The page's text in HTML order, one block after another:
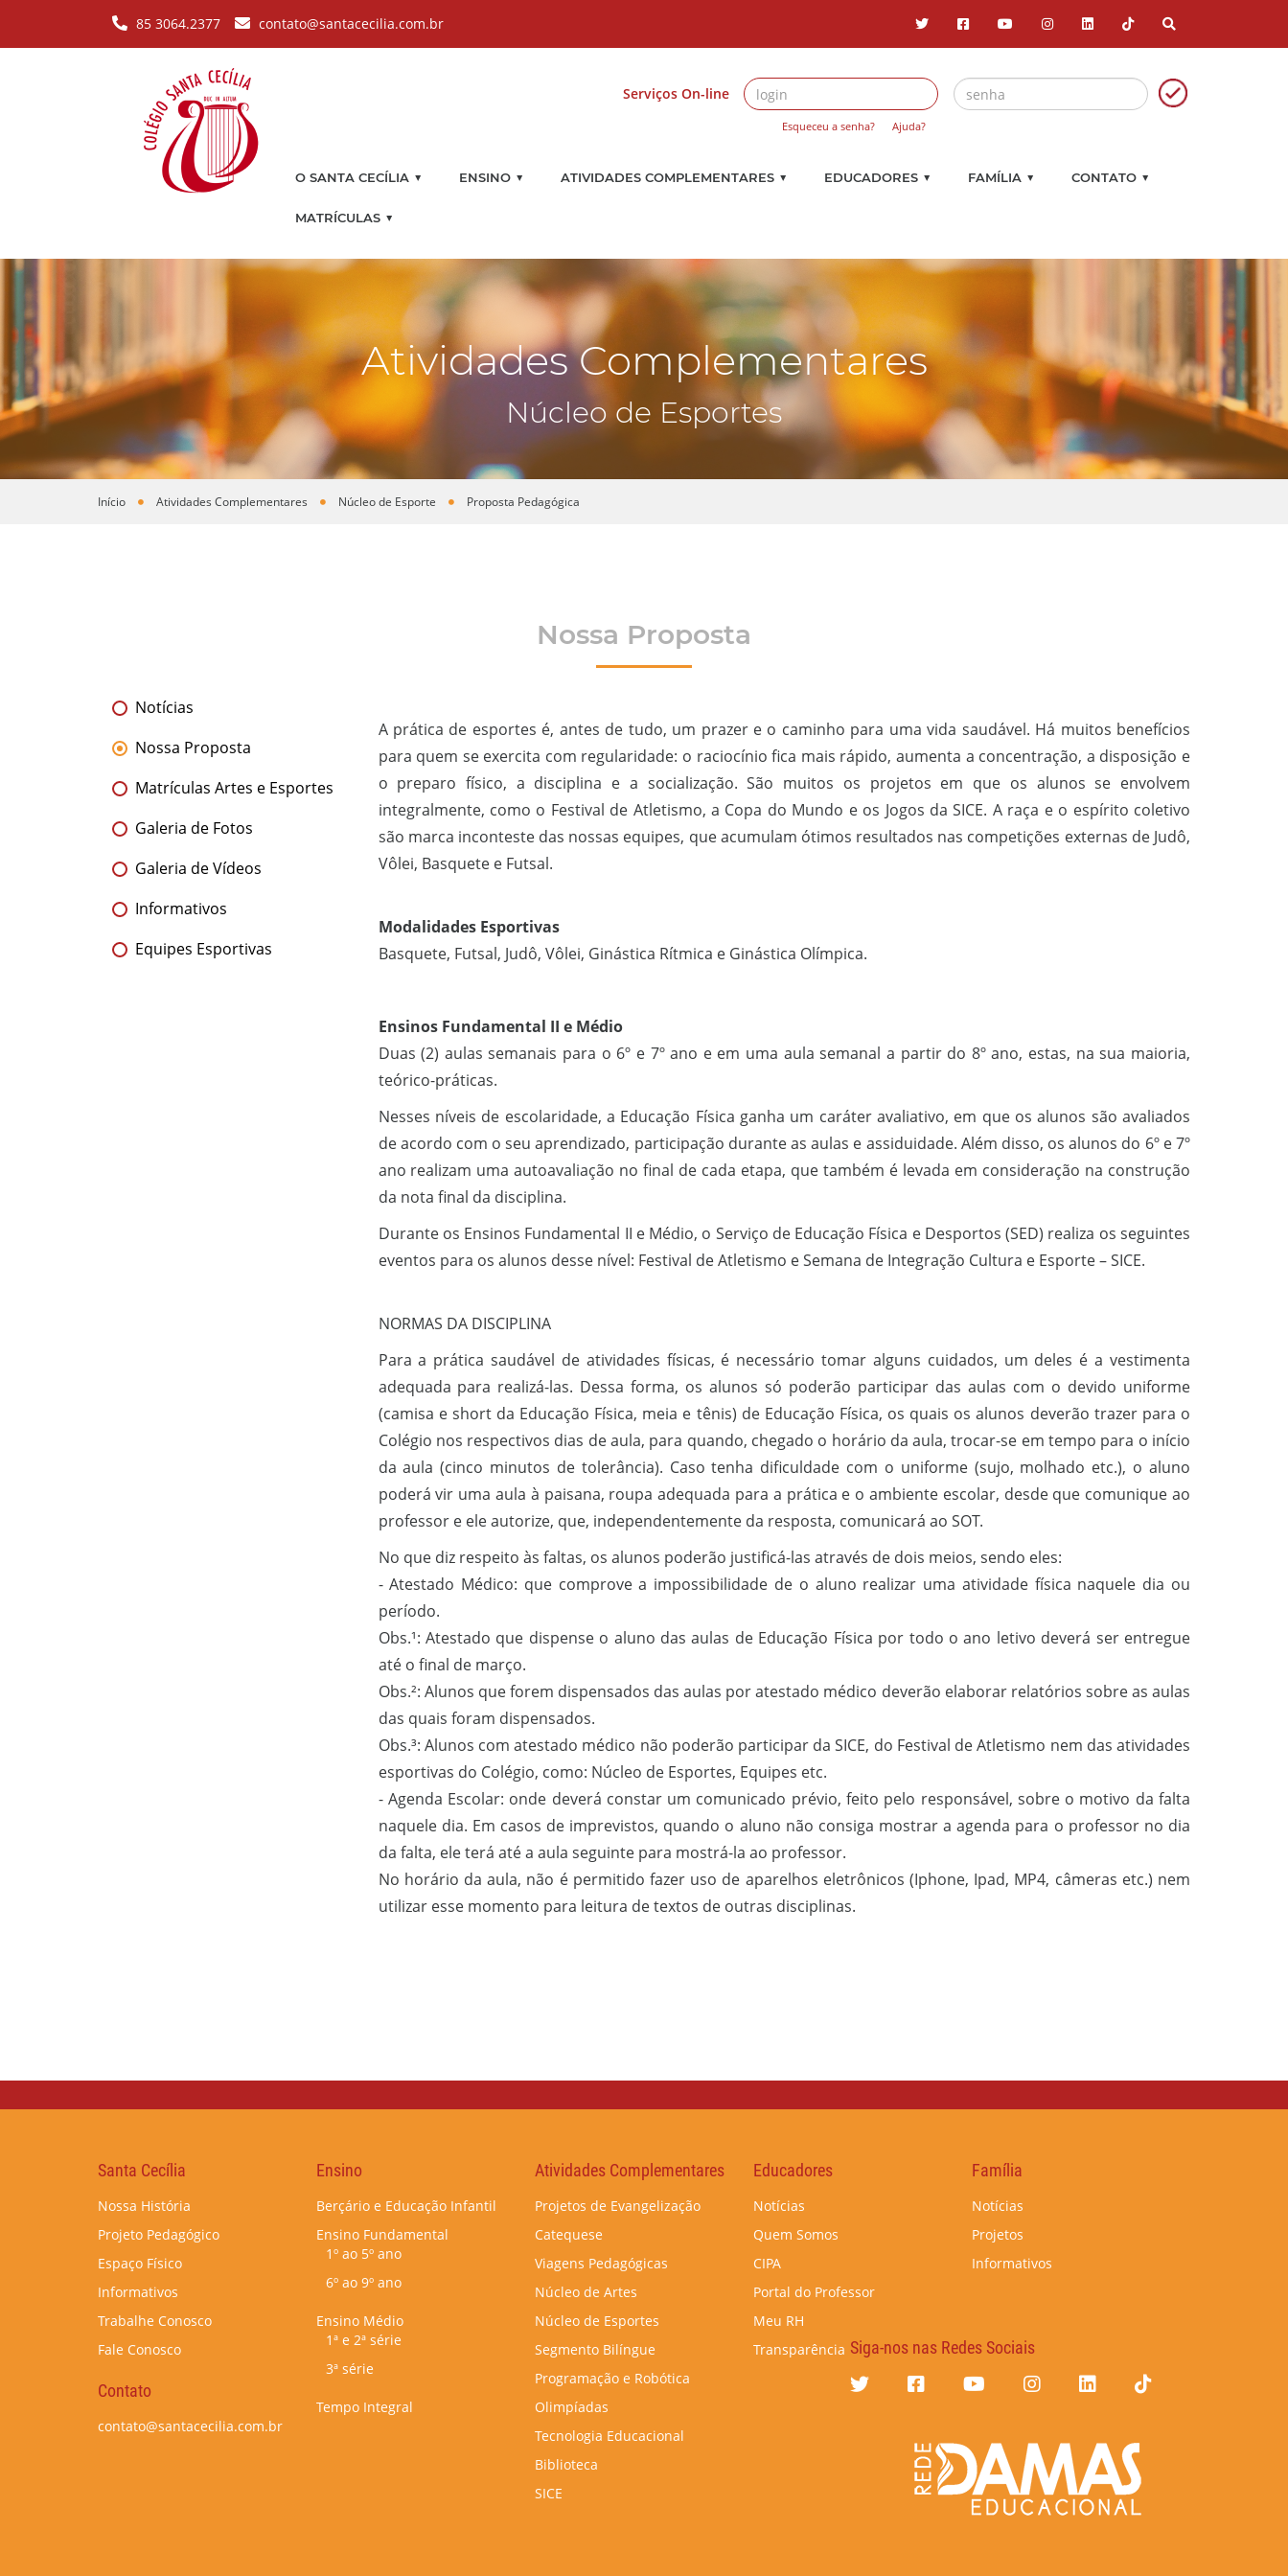
85 3064.2377 contato@santacecilia.com.br
Serviços On-line
Esqueceu a senha? Ajuda?
O SANTA CECÍLIA ▼ ENSINO ▼ ATIVIDADES COMPLEMENTARES ▼ EDUCADORES ▼ FAMÍLIA ▼ CONTATO ▼
MATRÍCULAS ▼
Atividades Complementares
Núcleo de Esportes
Você está aqui
Início Atividades Complementares Núcleo de Esporte Proposta Pedagógica
Nossa Proposta
Notícias
Nossa Proposta
Matrículas Artes e Esportes
Galeria de Fotos
Galeria de Vídeos
Informativos
Equipes Esportivas
A prática de esportes é, antes de tudo, um prazer e o caminho para uma vida saudável. Há muitos benefícios
para quem se exercita com regularidade: o raciocínio fica mais rápido, aumenta a concentração, a disposição e
o preparo físico, a disciplina e a socialização. São muitos os projetos em que os alunos se envolvem
integralmente, como o Festival de Atletismo, a Copa do Mundo e os Jogos da SICE. A raça e o espírito coletivo
são marca inconteste das nossas equipes, que acumulam ótimos resultados nas competições externas de Judô,
Vôlei, Basquete e Futsal.
Modalidades Esportivas
Basquete, Futsal, Judô, Vôlei, Ginástica Rítmica e Ginástica Olímpica.
Ensinos Fundamental II e Médio
Duas (2) aulas semanais para o 6º e 7º ano e em uma aula semanal a partir do 8º ano, estas, na sua maioria,
teórico-práticas.
Nesses níveis de escolaridade, a Educação Física ganha um caráter avaliativo, em que os alunos são avaliados
de acordo com o seu aprendizado, participação durante as aulas e assiduidade. Além disso, os alunos do 6º e 7º
ano realizam uma autoavaliação no final de cada etapa, que também é levada em consideração na construção
da nota final da disciplina.
Durante os Ensinos Fundamental II e Médio, o Serviço de Educação Física e Desportos (SED) realiza os seguintes
eventos para os alunos desse nível: Festival de Atletismo e Semana de Integração Cultura e Esporte – SICE.
NORMAS DA DISCIPLINA
Para a prática saudável de atividades físicas, é necessário tomar alguns cuidados, um deles é a vestimenta
adequada para realizá-las. Dessa forma, os alunos só poderão participar das aulas com o devido uniforme
(camisa e short da Educação Física, meia e tênis) de Educação Física, os quais os alunos deverão trazer para o
Colégio nos respectivos dias de aula, para quando, chegado o horário da aula, trocar-se em tempo para o início
da aula (cinco minutos de tolerância). Caso tenha dificuldade com o uniforme (sujo, molhado etc.), o aluno
poderá vir uma aula à paisana, roupa adequada para a prática e o ambiente escolar, desde que comunique ao
professor e ele autorize, que, independentemente da resposta, comunicará ao SOT.
No que diz respeito às faltas, os alunos poderão justificá-las através de dois meios, sendo eles:
- Atestado Médico: que comprove a impossibilidade de o aluno realizar uma atividade física naquele dia ou
período.
Obs.¹: Atestado que dispense o aluno das aulas de Educação Física por todo o ano letivo deverá ser entregue
até o final de março.
Obs.²: Alunos que forem dispensados das aulas por atestado médico deverão elaborar relatórios sobre as aulas
das quais foram dispensados.
Obs.³: Alunos com atestado médico não poderão participar da SICE, do Festival de Atletismo nem das atividades
esportivas do Colégio, como: Núcleo de Esportes, Equipes etc.
- Agenda Escolar: onde deverá constar um comunicado prévio, feito pelo responsável, sobre o motivo da falta
naquele dia. Em casos de imprevistos, quando o aluno não consiga mostrar a agenda para o professor no dia
da falta, ele terá até a aula seguinte para mostrá-la ao professor.
No horário da aula, não é permitido fazer uso de aparelhos eletrônicos (Iphone, Ipad, MP4, câmeras etc.) nem
utilizar esse momento para leitura de textos de outras disciplinas.
Santa Cecília
Nossa História
Projeto Pedagógico
Espaço Físico
Informativos
Trabalhe Conosco
Fale Conosco
Contato
contato@santacecilia.com.br
Ensino
Berçário e Educação Infantil
Ensino Fundamental
1º ao 5º ano
6º ao 9º ano
Ensino Médio
1ª e 2ª série
3ª série
Tempo Integral
Atividades Complementares
Projetos de Evangelização
Catequese
Viagens Pedagógicas
Núcleo de Artes
Núcleo de Esportes
Segmento Bilíngue
Programação e Robótica
Olimpíadas
Tecnologia Educacional
Biblioteca
SICE
Educadores
Notícias
Quem Somos
CIPA
Portal do Professor
Meu RH
Transparência
Família
Notícias
Projetos
Informativos
Siga-nos nas Redes Sociais